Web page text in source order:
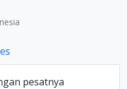
pesatnya